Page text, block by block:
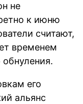
не
к июню
считают,
временем
обнуления.
его
альянс